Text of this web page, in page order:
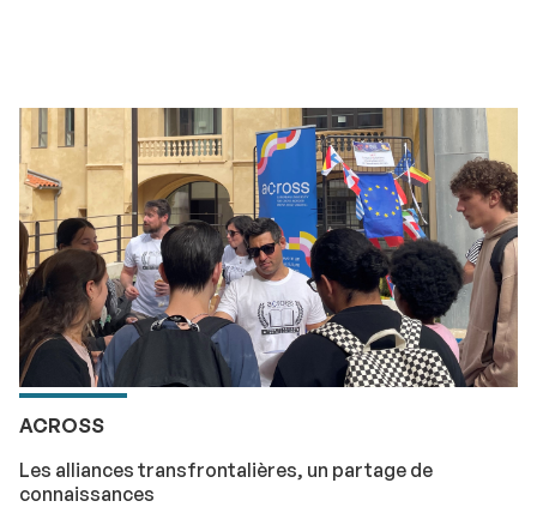
ACROSS
Les alliances transfrontalières, un partage de
connaissances